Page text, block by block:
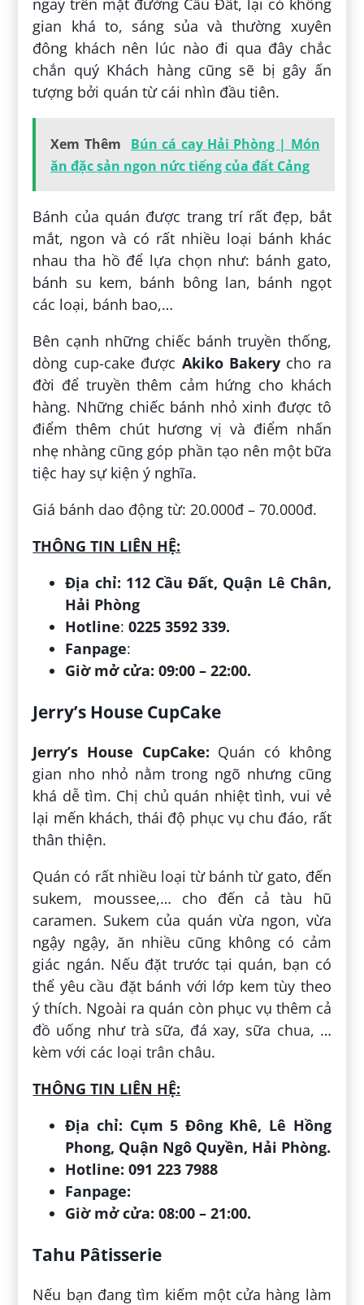
ngay trên mặt đường Cầu Đất, lại có không
gian khá to, sáng sủa và thường xuyên
đông khách nên lúc nào đi qua đây chắc
chắn quý Khách hàng cũng sẽ bị gây ấn
tượng bởi quán từ cái nhìn đầu tiên.
Xem Thêm
Bún cá cay Hải Phòng | Món
ăn đặc sản ngon nức tiếng của đất Cảng
Bánh của quán được trang trí rất đẹp, bắt
mắt, ngon và có rất nhiều loại bánh khác
nhau tha hồ để lựa chọn như: bánh gato,
bánh su kem, bánh bông lan, bánh ngọt
các loại, bánh bao,…
Bên cạnh những chiếc bánh truyền thống,
dòng cup-cake được Akiko Bakery cho ra
đời để truyền thêm cảm hứng cho khách
hàng. Những chiếc bánh nhỏ xinh được tô
điểm thêm chút hương vị và điểm nhấn
nhẹ nhàng cũng góp phần tạo nên một bữa
tiệc hay sự kiện ý nghĩa.
Giá bánh dao động từ: 20.000đ – 70.000đ.
THÔNG TIN LIÊN HỆ:
Địa chỉ: 112 Cầu Đất, Quận Lê Chân,
Hải Phòng
Hotline:0225 3592 339.
Fanpage:
Giờ mở cửa: 09:00 – 22:00.
Jerry’s House CupCake
Jerry’s House CupCake: Quán có không
gian nho nhỏ nằm trong ngõ nhưng cũng
khá dễ tìm. Chị chủ quán nhiệt tình, vui vẻ
lại mến khách, thái độ phục vụ chu đáo, rất
thân thiện.
Quán có rất nhiều loại từ bánh từ gato, đến
sukem, moussee,… cho đến cả tàu hũ
caramen. Sukem của quán vừa ngon, vừa
ngậy ngậy, ăn nhiều cũng không có cảm
giác ngán. Nếu đặt trước tại quán, bạn có
thể yêu cầu đặt bánh với lớp kem tùy theo
ý thích. Ngoài ra quán còn phục vụ thêm cả
đồ uống như trà sữa, đá xay, sữa chua, …
kèm với các loại trân châu.
THÔNG TIN LIÊN HỆ:
Địa chỉ: Cụm 5 Đông Khê, Lê Hồng
Phong, Quận Ngô Quyền, Hải Phòng.
Hotline: 091 223 7988
Fanpage:
Giờ mở cửa: 08:00 – 21:00.
Tahu Pâtisserie
Nếu bạn đang tìm kiếm một cửa hàng làm